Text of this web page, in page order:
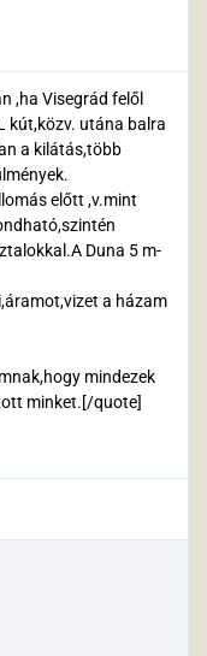
,ha Visegrád felől
kút,közv. utána balra
a kilátás,több
előtt ,v.mint
Duna 5 m-
a házam
mindezek
minket.[/quote]